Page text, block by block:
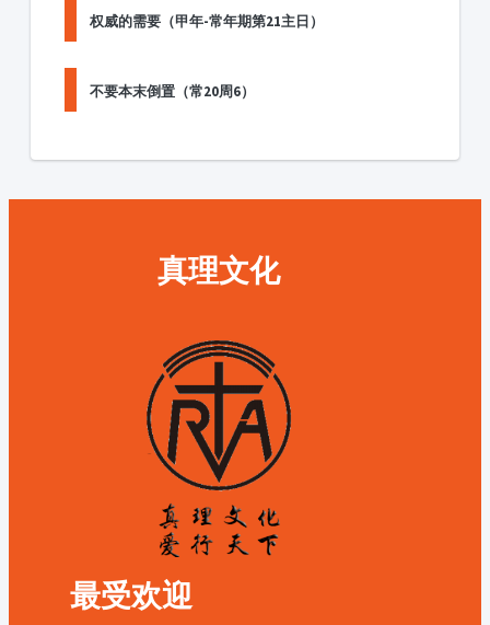
权威的需要（甲年-常年期第21主日）
不要本末倒置（常20周6）
真理文化
最受欢迎